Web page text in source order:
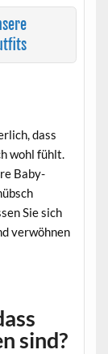
dass
wohl fühlt.
Baby-
Sie sich
verwöhnen
sind?